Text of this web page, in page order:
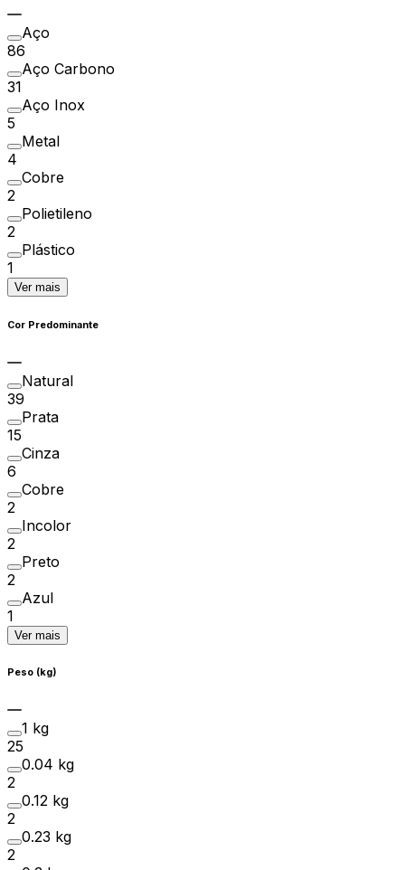
Aço
86
Aço Carbono
31
Aço Inox
5
Metal
4
Cobre
2
Polietileno
2
Plástico
1
Ver mais
Cor Predominante
Natural
39
Prata
15
Cinza
6
Cobre
2
Incolor
2
Preto
2
Azul
1
Ver mais
Peso (kg)
1 kg
25
0.04 kg
2
0.12 kg
2
0.23 kg
2